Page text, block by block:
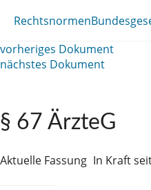
Rechtsnormen
vorheriges Dokument
nächstes Dokument
§ 67 ÄrzteG
Aktuelle Fassung In Kraft